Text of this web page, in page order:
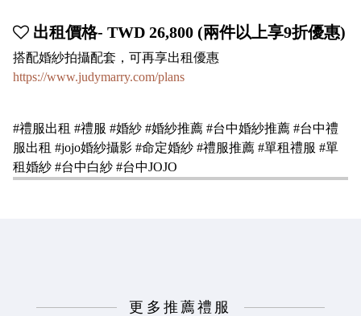
出租價格- TWD 26,800 (兩件以上享9折優惠)
搭配婚紗拍攝配套，可再享出租優惠
https://www.judymarry.com/plans
#禮服出租 #禮服 #婚紗 #婚紗推薦 #台中婚紗推薦 #台中禮
服出租 #jojo婚紗攝影 #命定婚紗 #禮服推薦 #單租禮服 #單
租婚紗 #台中白紗 #台中JOJO
更多推薦禮服